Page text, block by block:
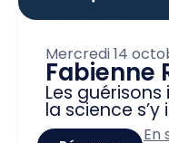
Mercredi 14
Fabienne
Les
la science s’y
En